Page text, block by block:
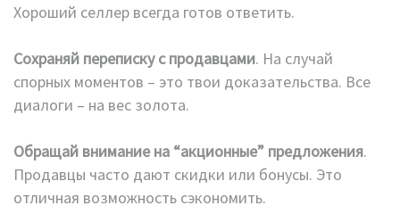
Хороший селлер всегда готов ответить.
Сохраняй переписку с продавцами. На случай
спорных моментов – это твои доказательства. Все
диалоги – на вес золота.
Обращай внимание на “акционные” предложения.
Продавцы часто дают скидки или бонусы. Это
отличная возможность сэкономить.